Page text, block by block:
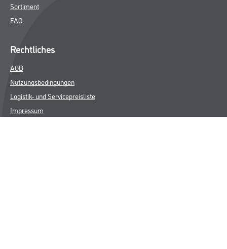
Sortiment
FAQ
Rechtliches
AGB
Nutzungsbedingungen
Logistik- und Servicepreisliste
Impressum